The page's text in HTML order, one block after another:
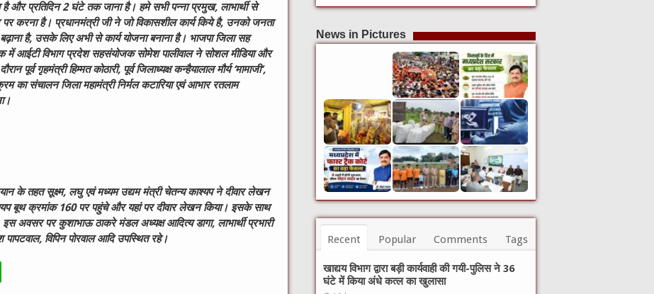
और प्रतिदिन 2 घंटे तक जाना है। हमे सभी पन्ना प्रमुख, लाभार्थी से
करना है। प्रधानमंत्री जी ने जो विकासशील कार्य किये है, उनको जनता
है, उसके लिए अभी से कार्य योजना बनाना है। भाजपा जिला सह
में आईटी विभाग प्रदेश सहसंयोजक सोमेश पालीवाल ने सोशल मीडिया और
गृहमंत्री हिम्मत कोठारी, पूर्व जिलाध्यक्ष कन्हैयालाल मौर्य ‘मामाजी’,
का संचालन जिला महामंत्री निर्मल कटारिया एवं आभार रतलाम
के तहत सूक्ष्म, लघु एवं मध्यम उद्यम मंत्री चेतन्य काश्यप ने दीवार लेखन
बूथ क्रमांक 160 पर पहुंचे और यहां पर दीवार लेखन किया। इसके साथ
अवसर पर कुशाभाऊ ठाकरे मंडल अध्यक्ष आदित्य डागा, लाभार्थी प्रभारी
पापटवाल, विपिन पोरवाल आदि उपस्थित रहे।
News in Pictures
Recent Popular Comments Tags
खाद्यय विभाग द्वारा बड़ी कार्यवाही की गयी-पुलिस ने 36
घंटे में किया अंधे कत्ल का खुलासा